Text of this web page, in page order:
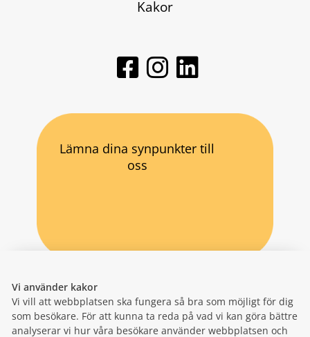
Vi använder kakor
Vi vill att webbplatsen ska fungera så bra som möjligt för dig
som besökare. För att kunna ta reda på vad vi kan göra bättre
analyserar vi hur våra besökare använder webbplatsen och
Kakor
Lämna dina synpunkter till
oss